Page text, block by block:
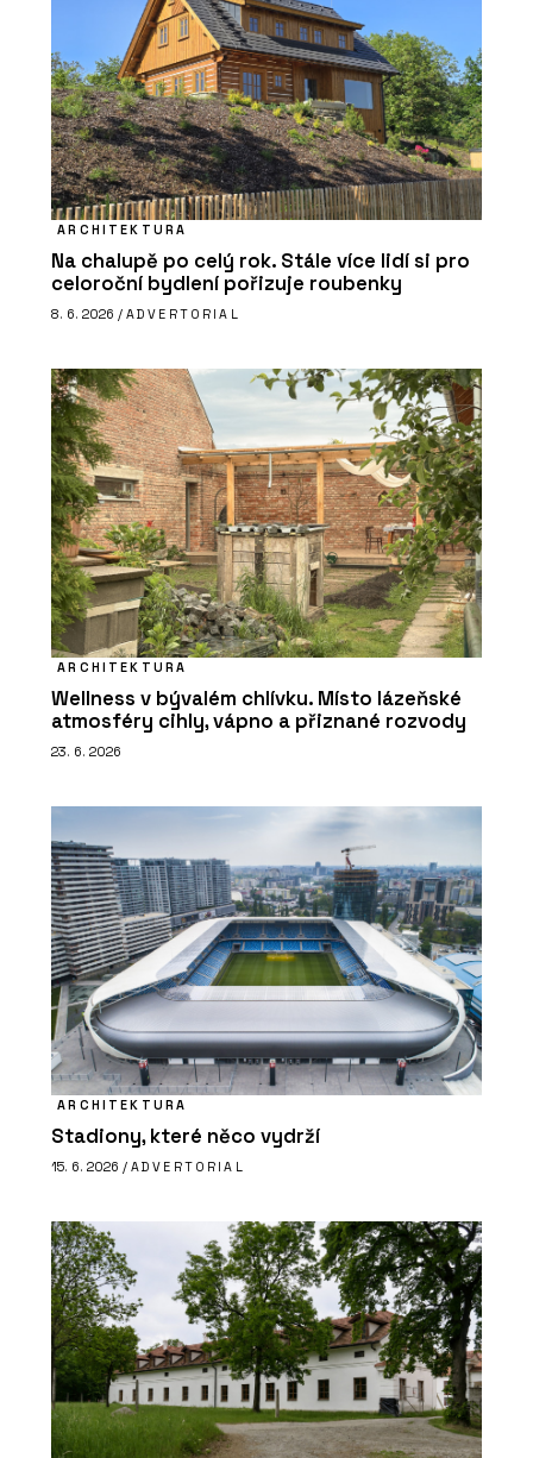
ARCHITEKTURA
Na chalupě po celý rok. Stále více lidí si pro
celoroční bydlení pořizuje roubenky
8. 6. 2026 / ADVERTORIAL
ARCHITEKTURA
Wellness v bývalém chlívku. Místo lázeňské
atmosféry cihly, vápno a přiznané rozvody
23. 6. 2026
ARCHITEKTURA
Stadiony, které něco vydrží
15. 6. 2026 / ADVERTORIAL